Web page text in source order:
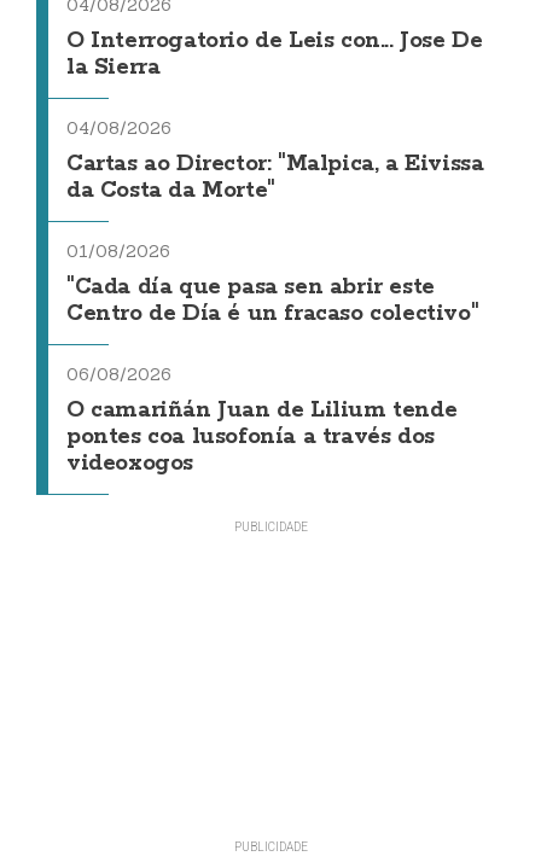
04/08/2026
O Interrogatorio de Leis con... Jose De
la Sierra
04/08/2026
Cartas ao Director: "Malpica, a Eivissa
da Costa da Morte"
01/08/2026
"Cada día que pasa sen abrir este
Centro de Día é un fracaso colectivo"
06/08/2026
O camariñán Juan de Lilium tende
pontes coa lusofonía a través dos
videoxogos